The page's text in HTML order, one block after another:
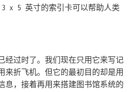
x 5 英寸的索引卡可以帮助人类
经过时了。我们现在只用它来写记
来折飞机。但它的最初目的却是用
息，接着再用来搭建图书馆系统的